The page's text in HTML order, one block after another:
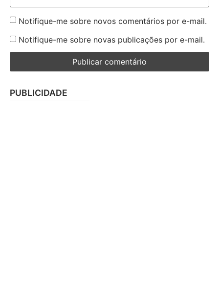
Notifique-me sobre novos comentários por e-mail.
Notifique-me sobre novas publicações por e-mail.
PUBLICIDADE